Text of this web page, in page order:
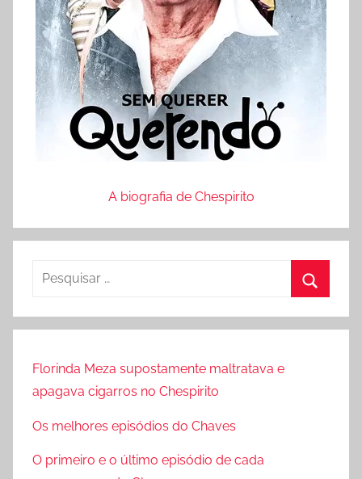
A biografia de Chespirito
s
u
a
r
r
Florinda Meza supostamente maltratava e
apagava cigarros no Chespirito
Os melhores episódios do Chaves
O primeiro e o último episódio de cada